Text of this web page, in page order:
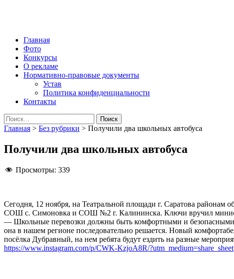
Народная трибуна
Калининская районная газета
Главная
Фото
Конкурсы
О рекламе
Нормативно-правовые документы
Устав
Политика конфиденциальности
Контакты
Найти:
Главная > Без рубрики > Получили два школьных автобуса
Получили два школьных автобуса
Просмотры: 339
Сегодня, 12 ноября, на Театральной площади г. Саратова
СОШ с. Симоновка и СОШ №2 г. Калининска. Ключи вручил
— Школьные перевозки должны быть комфортными и
она в нашем регионе последовательно решается. Новый
посёлка Дубравный, на нем ребята будут ездить на разные
https://www.instagram.com/p/CWK-KzjoA8R/?utm_medium=share_sheet